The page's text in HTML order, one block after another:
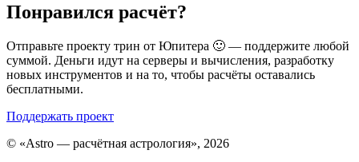
Понравился расчёт?
Отправьте проекту трин от Юпитера 🙂 — поддержите любой
суммой. Деньги идут на серверы и вычисления, разработку
новых инструментов и на то, чтобы расчёты оставались
бесплатными.
Поддержать проект
© «Astro — расчётная астрология», 2026